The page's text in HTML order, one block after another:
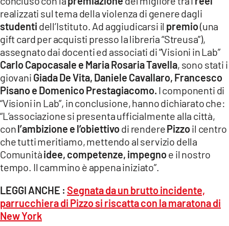
realizzati sul tema della violenza di genere dagli
studenti dell’Istituto. Ad aggiudicarsi il premio(una
gift card per acquisti presso la libreria “Streusa”),
assegnato dai docenti ed associati di “Visioni in Lab”
Carlo Capocasale e Maria Rosaria Tavella, sono stati i
giovani Giada De Vita, Daniele Cavallaro, Francesco
Pisano e Domenico Prestagiacomo. I componenti di
“Visioni in Lab”, in conclusione, hanno dichiarato che:
“L’associazione si presenta ufficialmente alla città,
conl’ambizione e l’obiettivodi renderePizzoil centro
che tutti meritiamo, mettendo al servizio della
Comunitàidee, competenze, impegnoe il nostro
tempo. Il cammino è appena iniziato”.
LEGGI ANCHE : Segnata da un brutto incidente,
parrucchiera di Pizzo si riscatta con la maratona di
New York